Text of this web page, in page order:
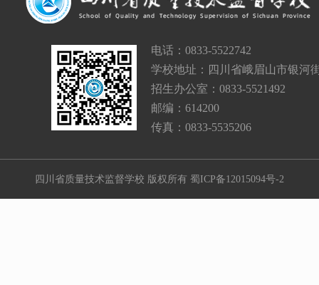
电话：0833-5522742
学校地址：四川省峨眉山市银河
招生办公室：0833-5521492
邮编：614200
传真：0833-5535206
四川省质量技术监督学校 版权所有 蜀ICP备12015094号-2